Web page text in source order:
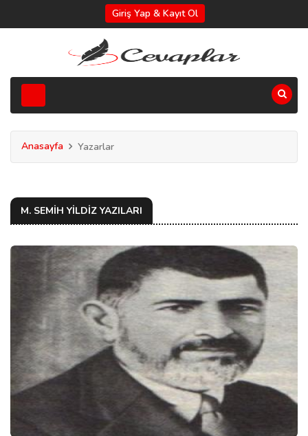
Giriş Yap & Kayıt Ol
Anasayfa Yazarlar
M. SEMIH YILDIZ YAZILARI